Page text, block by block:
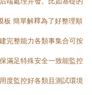
板 簡單解釋為了好整理順
完整能力各類事集合可按
滿足特殊安全一致能監控
度監控好各類且測試環境